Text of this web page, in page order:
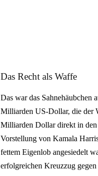
Das Recht als Waffe
Das war das Sahnehäubchen
Milliarden US-Dollar, die der
Milliarden Dollar direkt in den
Vorstellung von Kamala
fettem Eigenlob angesiedelt
erfolgreichen Kreuzzug gegen